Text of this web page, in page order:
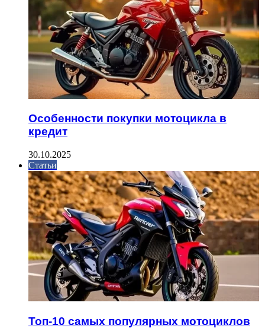
Особенности покупки мотоцикла в
кредит
30.10.2025
Статьи
Топ-10 самых популярных мотоциклов